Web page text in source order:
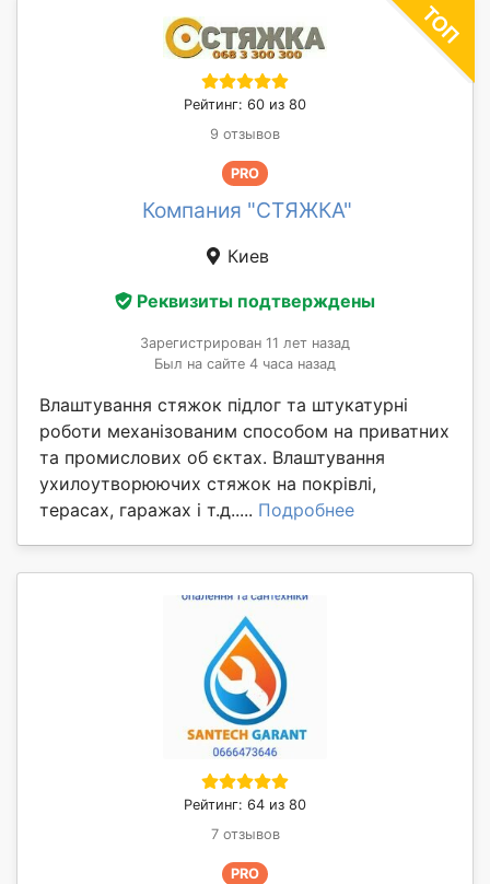
Рейтинг: 60 из 80
9 отзывов
PRO
Компания "СТЯЖКА"
Киев
Реквизиты подтверждены
Зарегистрирован 11 лет назад
Был на сайте 4 часа назад
Влаштування стяжок підлог та штукатурні
роботи механізованим способом на приватних
та промислових об єктах. Влаштування
ухилоутворюючих стяжок на покрівлі,
терасах, гаражах і т.д..... Подробнее
Рейтинг: 64 из 80
7 отзывов
PRO